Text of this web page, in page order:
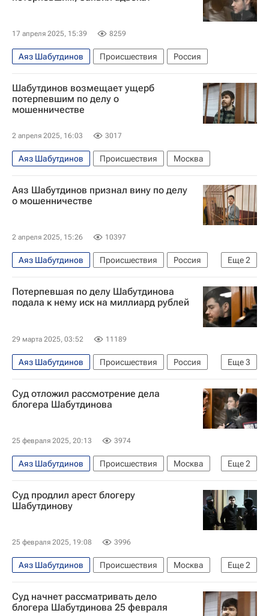
17 апреля 2025, 15:39 8259
Аяз Шабутдинов Происшествия Россия
Шабутдинов возмещает ущерб
потерпевшим по делу о
мошенничестве
2 апреля 2025, 16:03 3017
Аяз Шабутдинов Происшествия Москва
Аяз Шабутдинов признал вину по делу
о мошенничестве
2 апреля 2025, 15:26 10397
Еще2
Аяз Шабутдинов Происшествия
Россия
Мошенничество
Общество
Потерпевшая по делу Шабутдинова
подала к нему иск на миллиард рублей
29 марта 2025, 03:52 11189
Еще3
Аяз Шабутдинов Происшествия
Россия
ОАЭ
Москва Василий Алексеев
Суд отложил рассмотрение дела
блогера Шабутдинова
25 февраля 2025, 20:13 3974
Еще2
Аяз Шабутдинов Происшествия
Москва
ОАЭ
Василий Алексеев
Суд продлил арест блогеру
Шабутдинову
25 февраля 2025, 19:08 3996
Еще2
Аяз Шабутдинов Происшествия
Москва
ОАЭ
Василий Алексеев
Суд начнет рассматривать дело
блогера Шабутдинова 25 февраля